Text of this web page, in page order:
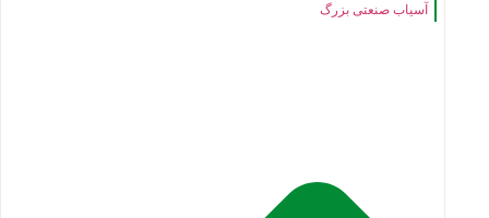
آسیاب صنعتی بزرگ